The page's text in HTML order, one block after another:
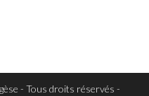
- Tous droits réservés -